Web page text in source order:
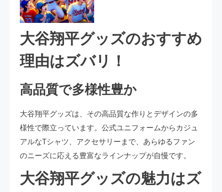
大谷翔平グッズのおすすめ
理由はズバリ！
高品質で多様性豊か
大谷翔平グッズは、その高品質な作りとデザインの多
様性で際立っています。公式ユニフォームからカジュ
アルなTシャツ、アクセサリーまで、あらゆるファン
のニーズに応える豊富なラインナップが自慢です。
大谷翔平グッズの魅力はズ